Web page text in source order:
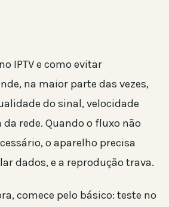
IPTV e como evitar
na maior parte das vezes,
do sinal, velocidade
rede. Quando o fluxo não
o aparelho precisa
dados, e a reprodução trava.
comece pelo básico: teste no